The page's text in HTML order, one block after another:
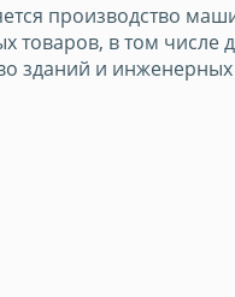
производство
товаров, в том числе
зданий и инженерных